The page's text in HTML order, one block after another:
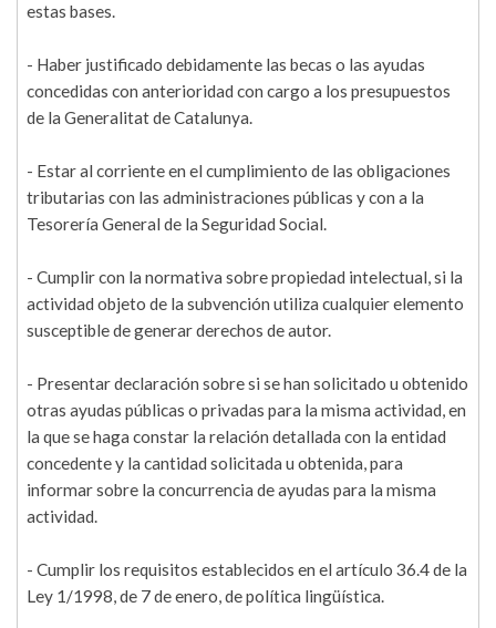
estas bases.
- Haber justificado debidamente las becas o las ayudas
concedidas con anterioridad con cargo a los presupuestos
de la Generalitat de Catalunya.
- Estar al corriente en el cumplimiento de las obligaciones
tributarias con las administraciones públicas y con a la
Tesorería General de la Seguridad Social.
- Cumplir con la normativa sobre propiedad intelectual, si la
actividad objeto de la subvención utiliza cualquier elemento
susceptible de generar derechos de autor.
- Presentar declaración sobre si se han solicitado u obtenido
otras ayudas públicas o privadas para la misma actividad, en
la que se haga constar la relación detallada con la entidad
concedente y la cantidad solicitada u obtenida, para
informar sobre la concurrencia de ayudas para la misma
actividad.
- Cumplir los requisitos establecidos en el artículo 36.4 de la
Ley 1/1998, de 7 de enero, de política lingüística.